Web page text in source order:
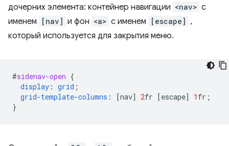
дочерних элемента: контейнер навигации <nav> с
именем
[nav] и фон <a> с именем [escape] ,
который используется для закрытия меню.
#sidenav-open {
display : grid ;
grid-template-columns : [nav] 2fr [escape] 1 fr ;
}